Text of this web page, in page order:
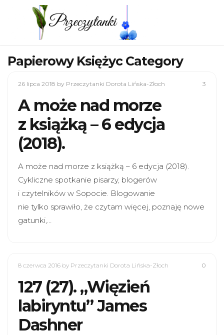
Papierowy Księżyc Category
26 lipca 2018 by Przeczytanki Dorota Lińska-Złoch 3
A może nad morze
z książką – 6 edycja
(2018).
A może nad morze z książką – 6 edycja (2018).
Cykliczne spotkanie pisarzy, blogerów
i czytelników w Sopocie. Blogowanie
nie tylko sprawiło, że czytam więcej, poznaję nowe
gatunki,…
8 czerwca 2016 by Przeczytanki Dorota Lińska-Złoch 0
127 (27). „Więzień
labiryntu” James
Dashner